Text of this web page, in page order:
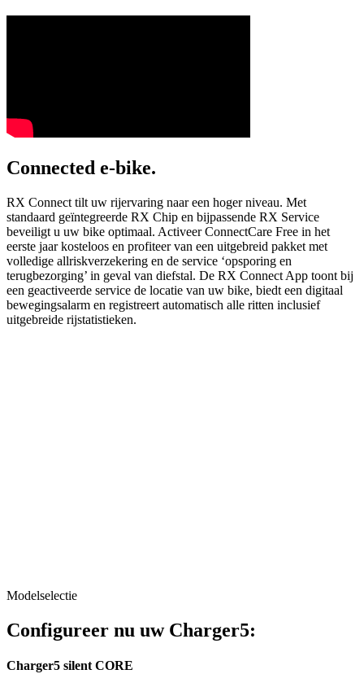
Connected e-bike.
RX Connect tilt uw rijervaring naar een hoger niveau. Met
standaard geïntegreerde RX Chip en bijpassende RX Service
beveiligt u uw bike optimaal. Activeer ConnectCare Free in het
eerste jaar kosteloos en profiteer van een uitgebreid pakket met
volledige allriskverzekering en de service ‘opsporing en
terugbezorging’ in geval van diefstal. De RX Connect App toont bij
een geactiveerde service de locatie van uw bike, biedt een digitaal
bewegingsalarm en registreert automatisch alle ritten inclusief
uitgebreide rijstatistieken.
Modelselectie
Configureer nu uw Charger5:
Charger5 silent CORE